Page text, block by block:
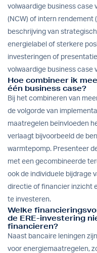
volwaardige business case
(NCW) of intern rendement
beschrijving van
energielabel of sterkere
investeringen of
volwaardige business case
Hoe combineer ik
één business case?
Bij het combineren van
de volgorde van
maatregelen beïnvloeden
verlaagt bijvoorbeeld de
warmtepomp. Presenteer
met een gecombineerde
ook de individuele bijdrage
directie of financier inzicht
te investeren.
Welke
de ERE-investering
financieren?
Naast bancaire leningen
voor energiemaatregelen,